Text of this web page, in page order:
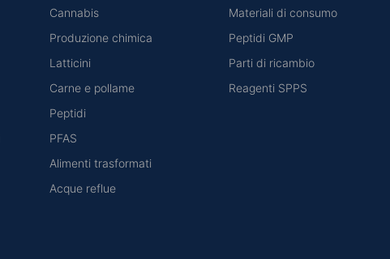
Cannabis
Produzione chimica
Latticini
Carne e pollame
Peptidi
PFAS
Alimenti trasformati
Acque reflue
Materiali di consumo
Peptidi GMP
Parti di ricambio
Reagenti SPPS